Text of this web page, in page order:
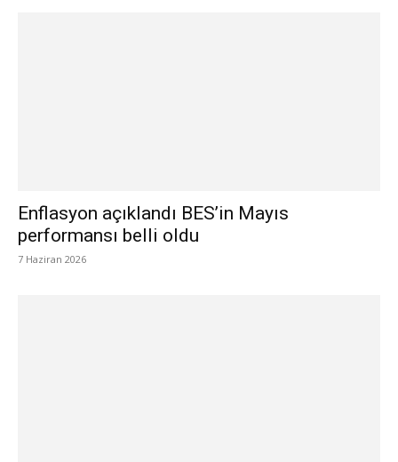
Enflasyon açıklandı BES’in Mayıs
performansı belli oldu
7 Haziran 2026